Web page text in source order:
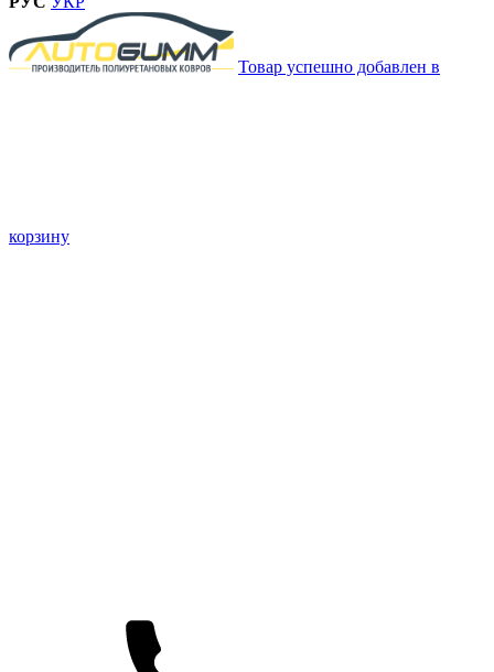
Товар успешно добавлен в
корзину